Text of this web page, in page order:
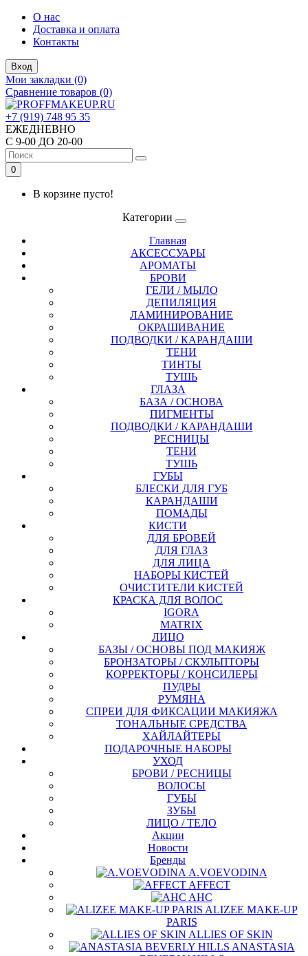
О нас
Доставка и оплата
Контакты
Вход
Мои закладки (0)
Сравнение товаров (0)
+7 (919) 748 95 35
ЕЖЕДНЕВНО
С 9-00 ДО 20-00
0
В корзине пусто!
Категории
Главная
АКСЕССУАРЫ
АРОМАТЫ
БРОВИ
ГЕЛИ / МЫЛО
ДЕПИЛЯЦИЯ
ЛАМИНИРОВАНИЕ
ОКРАШИВАНИЕ
ПОДВОДКИ / КАРАНДАШИ
ТЕНИ
ТИНТЫ
ТУШЬ
ГЛАЗА
БАЗА / ОСНОВА
ПИГМЕНТЫ
ПОДВОДКИ / КАРАНДАШИ
РЕСНИЦЫ
ТЕНИ
ТУШЬ
ГУБЫ
БЛЕСКИ ДЛЯ ГУБ
КАРАНДАШИ
ПОМАДЫ
КИСТИ
ДЛЯ БРОВЕЙ
ДЛЯ ГЛАЗ
ДЛЯ ЛИЦА
НАБОРЫ КИСТЕЙ
ОЧИСТИТЕЛИ КИСТЕЙ
КРАСКА ДЛЯ ВОЛОС
IGORA
MATRIX
ЛИЦО
БАЗЫ / ОСНОВЫ ПОД МАКИЯЖ
БРОНЗАТОРЫ / СКУЛЬПТОРЫ
КОРРЕКТОРЫ / КОНСИЛЕРЫ
ПУДРЫ
РУМЯНА
СПРЕИ ДЛЯ ФИКСАЦИИ МАКИЯЖА
ТОНАЛЬНЫЕ СРЕДСТВА
ХАЙЛАЙТЕРЫ
ПОДАРОЧНЫЕ НАБОРЫ
УХОД
БРОВИ / РЕСНИЦЫ
ВОЛОСЫ
ГУБЫ
ЗУБЫ
ЛИЦО / ТЕЛО
Акции
Новости
Бренды
A.VOEVODINA
AFFECT
AHC
ALIZEE MAKE-UP
PARIS
ALLIES OF SKIN
ANASTASIA